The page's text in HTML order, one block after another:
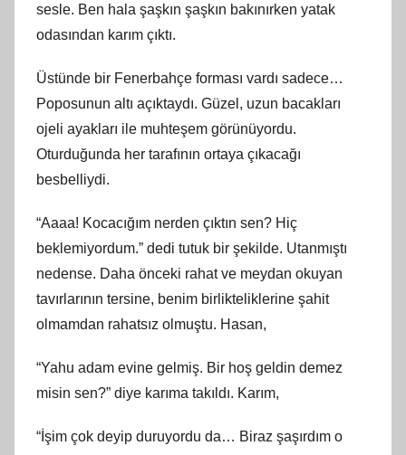
sesle. Ben hala şaşkın şaşkın bakınırken yatak
odasından karım çıktı.
Üstünde bir Fenerbahçe forması vardı sadece…
Poposunun altı açıktaydı. Güzel, uzun bacakları
ojeli ayakları ile muhteşem görünüyordu.
Oturduğunda her tarafının ortaya çıkacağı
besbelliydi.
“Aaaa! Kocacığım nerden çıktın sen? Hiç
beklemiyordum.” dedi tutuk bir şekilde. Utanmıştı
nedense. Daha önceki rahat ve meydan okuyan
tavırlarının tersine, benim birlikteliklerine şahit
olmamdan rahatsız olmuştu. Hasan,
“Yahu adam evine gelmiş. Bir hoş geldin demez
misin sen?” diye karıma takıldı. Karım,
“İşim çok deyip duruyordu da… Biraz şaşırdım o